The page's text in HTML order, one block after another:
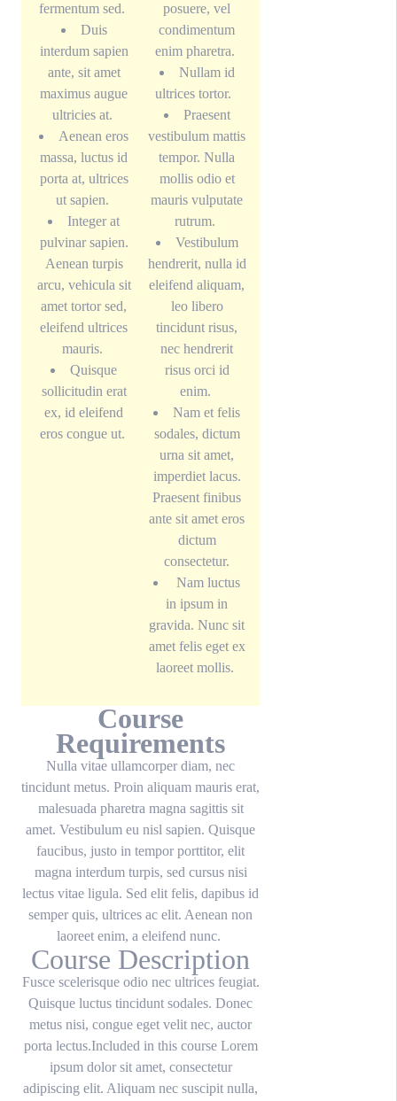
fermentum sed.
Duis
interdum sapien
ante, sit amet
maximus augue
ultricies at.
Aenean eros
massa, luctus id
porta at, ultrices
ut sapien.
Integer at
pulvinar sapien.
Aenean turpis
arcu, vehicula sit
amet tortor sed,
eleifend ultrices
mauris.
Quisque
sollicitudin erat
ex, id eleifend
eros congue ut.
posuere, vel
condimentum
enim pharetra.
Nullam id
ultrices tortor.
Praesent
vestibulum mattis
tempor. Nulla
mollis odio et
mauris vulputate
rutrum.
Vestibulum
hendrerit, nulla id
eleifend aliquam,
leo libero
tincidunt risus,
nec hendrerit
risus orci id
enim.
Nam et felis
sodales, dictum
urna sit amet,
imperdiet lacus.
Praesent finibus
ante sit amet eros
dictum
consectetur.
Nam luctus
in ipsum in
gravida. Nunc sit
amet felis eget ex
laoreet mollis.
Course
Requirements
Nulla vitae ullamcorper diam, nec
tincidunt metus. Proin aliquam mauris erat,
malesuada pharetra magna sagittis sit
amet. Vestibulum eu nisl sapien. Quisque
faucibus, justo in tempor porttitor, elit
magna interdum turpis, sed cursus nisi
lectus vitae ligula. Sed elit felis, dapibus id
semper quis, ultrices ac elit. Aenean non
laoreet enim, a eleifend nunc.
Course Description
Fusce scelerisque odio nec ultrices feugiat.
Quisque luctus tincidunt sodales. Donec
metus nisi, congue eget velit nec, auctor
porta lectus.Included in this course Lorem
ipsum dolor sit amet, consectetur
adipiscing elit. Aliquam nec suscipit nulla,